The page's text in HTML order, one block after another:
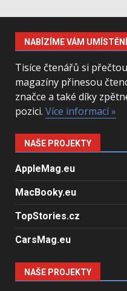
NABÍZÍME VÁM
Tisíce čtenářů si
magazíny přinesou
značce a také díky
pozici. Více informací »
NAŠE PROJEKTY
AppleMag.eu
MacBooky.eu
TopStories.cz
CarsMag.eu
NAŠE PROJEKTY